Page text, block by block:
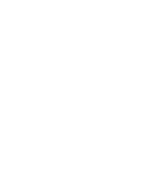
แอลทีเอที-ไอทีเอฟ จู
งหมด โดยรอบคัดเลือก
ลวิรุฬห์ 3-6, 7-5 แ